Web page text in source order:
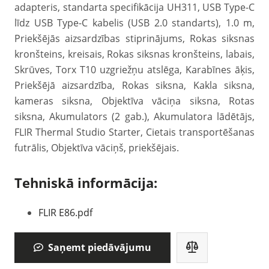
adapteris, standarta specifikācija UH311, USB Type-C
līdz USB Type-C kabelis (USB 2.0 standarts), 1.0 m,
Priekšējās aizsardzības stiprinājums, Rokas siksnas
kronšteins, kreisais, Rokas siksnas kronšteins, labais,
Skrūves, Torx T10 uzgriežņu atslēga, Karabīnes āķis,
Priekšējā aizsardzība, Rokas siksna, Kakla siksna,
kameras siksna, Objektīva vāciņa siksna, Rotas
siksna, Akumulators (2 gab.), Akumulatora lādētājs,
FLIR Thermal Studio Starter, Cietais transportēšanas
futrālis, Objektīva vāciņš, priekšējais.
Tehniskā informācija:
FLIR E86.pdf
Saņemt piedāvājumu